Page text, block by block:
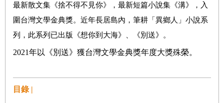
最新散文集《捨不得不見你》，最新短篇小說集《溝》，入
圍台灣文學金典獎。近年長居島內，筆耕「異鄉人」小說系
列，此系列已出版《想你到大海》、《別送》。
2021年以《別送》獲台灣文學金典獎年度大獎殊榮。
目錄 |